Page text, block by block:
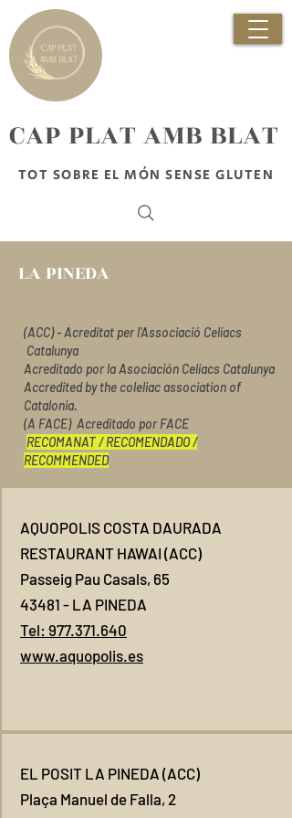
TOT SOBRE EL MÓN SENSE GLUTEN
​CAP PLAT AMB BLAT
LA PINEDA
(ACC) - Acreditat per l'Associació Celíacs
Catalunya
Acreditado por la Asociación Celíacs Catalunya
Accredited by the coleliac association of
Catalonia.
(A FACE) Acreditado por FACE
RECOMANAT / RECOMENDADO /
RECOMMENDED
AQUOPOLIS COSTA DAURADA
RESTAURANT HAWAI (ACC)
Passeig Pau Casals, 65
43481 - LA PINEDA
Tel: 977.371.640
www.aquopolis.es
EL POSIT LA PINEDA (ACC)
Plaça Manuel de Falla, 2